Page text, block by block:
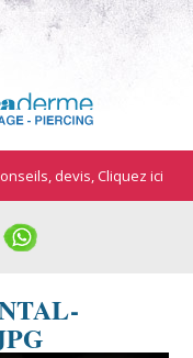
devis, Cliquez ici